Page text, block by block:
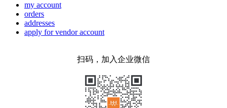
my account
orders
addresses
apply for vendor account
扫码，加入企业微信